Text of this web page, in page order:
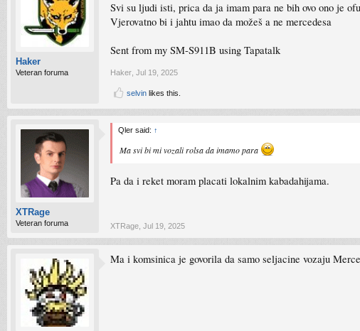
Haker
Veteran foruma
Svi su ljudi isti, prica da ja imam para ne bih ovo ono je
Vjerovatno bi i jahtu imao da možeš a ne mercedesa
Sent from my SM-S911B using Tapatalk
Haker Jul 19, 2025
selvin likes this.
XTRage
Veteran foruma
Qler said: ↑
Ma svi bi mi vozali rolsa da imamo para
Pa da i reket moram placati lokalnim kabadahijama.
XTRage Jul 19, 2025
Ma i komsinica je govorila da samo seljacine vozaju